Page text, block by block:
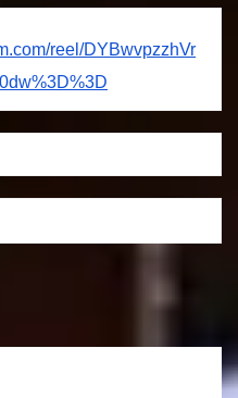
reel/DYBwvpzzhVr